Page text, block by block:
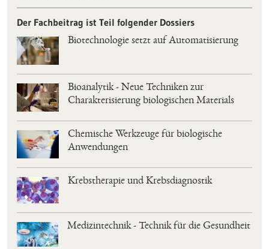
Der Fachbeitrag ist Teil folgender Dossiers
Biotechnologie setzt auf Automatisierung
Bioanalytik - Neue Techniken zur
Charakterisierung biologischen Materials
Chemische Werkzeuge für biologische
Anwendungen
Krebstherapie und Krebsdiagnostik
Medizintechnik - Technik für die Gesundheit